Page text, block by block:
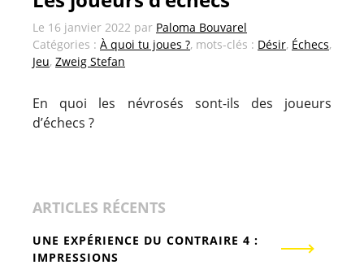
Le 16 janvier 2022 par Paloma Bouvarel
Catégories : À quoi tu joues ?, mots-clés : Désir, Échecs,
Jeu, Zweig Stefan
En quoi les névrosés sont-ils des joueurs
d’échecs ?
ARTICLES RÉCENTS
UNE EXPÉRIENCE DU CONTRAIRE 4 :
IMPRESSIONS